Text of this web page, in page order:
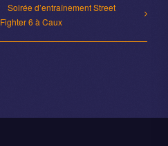
Soirée d’entraînement Street
Fighter 6 à Caux